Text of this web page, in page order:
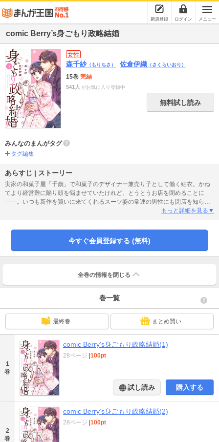
新規登録 ログイン メニュー
comic Berry’s身ごもり政略結婚
女性
森千紗（もりちさ） 佐倉伊織 （さくらいおり）
15巻 完結
541人 がお気に入り登録中
無料試し読み
みんなのまんがタグ
タグ編集
あらすじ | ストーリー
実家の和菓子屋「千歳」で和菓子のデザイナー兼売り子として働く結衣。かね
てより経営難に陥り頭を悩ませていたけれど、とうとうお店を閉めることに
――。いつも新作を買いに来てくれるスーツ姿の常連の男性にも閉店を知ら
せ、結衣は店をたたむ用意を進める。そんなある日、エールダンジュという製
歳」の常連の男性…実は彼はエールダンジュの専務だった!?専務の大雅は和菓
子を扱うだけでなく「千歳」の経営再建をも考えてくれるというのだが、その
Vol. 108に収録されています。重複購入にご注意ください)
もっと詳細を見る▼
今すぐ会員登録する (無料)
全巻の情報を 閉じる
巻一覧
最終巻 まとめ買い
1
巻
comic Berry’s身ごもり政略結婚(1)
28ページ |100pt
試し読み 購入する
2
巻
comic Berry’s身ごもり政略結婚(2)
28ページ |100pt